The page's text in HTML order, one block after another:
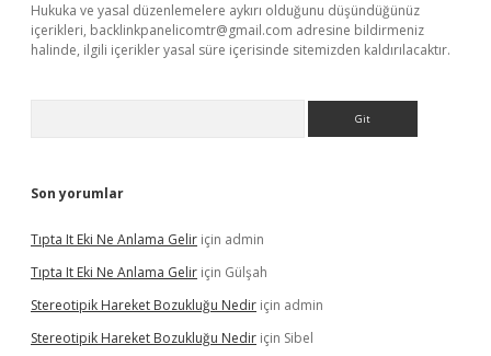
Hukuka ve yasal düzenlemelere aykırı olduğunu düşündüğünüz
içerikleri, backlinkpanelicomtr@gmail.com adresine bildirmeniz
halinde, ilgili içerikler yasal süre içerisinde sitemizden kaldırılacaktır.
Son yorumlar
Tıpta It Eki Ne Anlama Gelir için admin
Tıpta It Eki Ne Anlama Gelir için Gülşah
Stereotipik Hareket Bozukluğu Nedir için admin
Stereotipik Hareket Bozukluğu Nedir için Sibel